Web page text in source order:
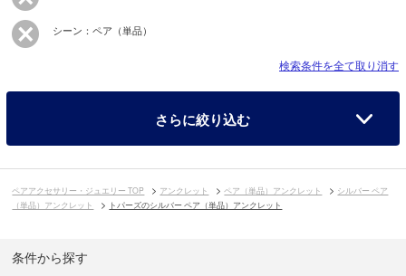
シーン：ペア（単品）
検索条件を全て取り消す
さらに絞り込む
ペアアクセサリー・ジュエリー TOP アンクレット ペア（単品）アンクレット
シルバー ペア
（単品）アンクレット
トパーズのシルバー ペア（単品）アンクレット
条件から探す